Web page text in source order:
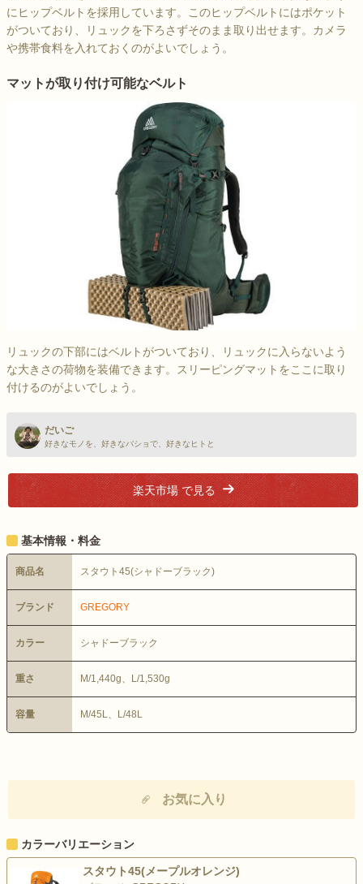
にヒップベルトを採用しています。このヒップベルトにはポケット
がついており、リュックを下ろさずそのまま取り出せます。カメラ
や携帯食料を入れておくのがよいでしょう。
マットが取り付け可能なベルト
リュックの下部にはベルトがついており、リュックに入らないよう
な大きさの荷物を装備できます。スリーピングマットをここに取り
付けるのがよいでしょう。
だいご
好きなモノを、好きなバショで、好きなヒトと
楽天市場 で見る
基本情報・料金
商品名 スタウト45(シャドーブラック)
ブランド GREGORY
カラー シャドーブラック
重さ M/1,440g、L/1,530g
容量 M/45L、L/48L
お気に入り
カラーバリエーション
スタウト45(メープルオレンジ)